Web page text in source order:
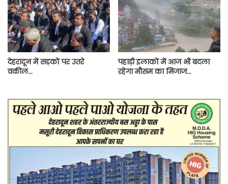
देहरादून में सड़कों पर उतरे
वकील…
पहाड़ी इलाकों में आज भी बदला
रहेगा मौसम का मिजाज…